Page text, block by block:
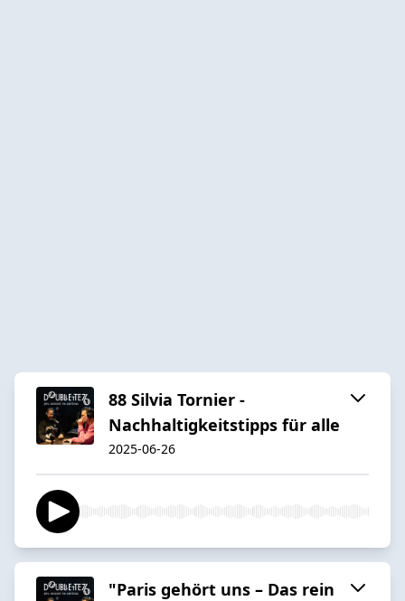
88 Silvia Tornier -
Nachhaltigkeitstipps für alle
2025-06-26
"Paris gehört uns – Das rein